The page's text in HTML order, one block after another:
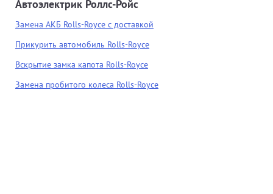
Автоэлектрик Роллс-Ройс
Замена АКБ Rolls-Royce с доставкой
Прикурить автомобиль Rolls-Royce
Вскрытие замка капота Rolls-Royce
Замена пробитого колеса Rolls-Royce